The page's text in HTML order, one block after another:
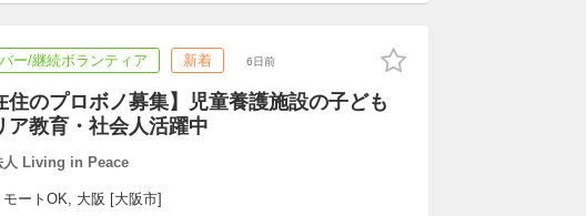
ー/継続ボランティア 新着 6日前
住のプロボノ募集】児童養護施設の子ども
ア教育・社会人活躍中
人 Living in Peace
モートOK, 大阪 [大阪市]